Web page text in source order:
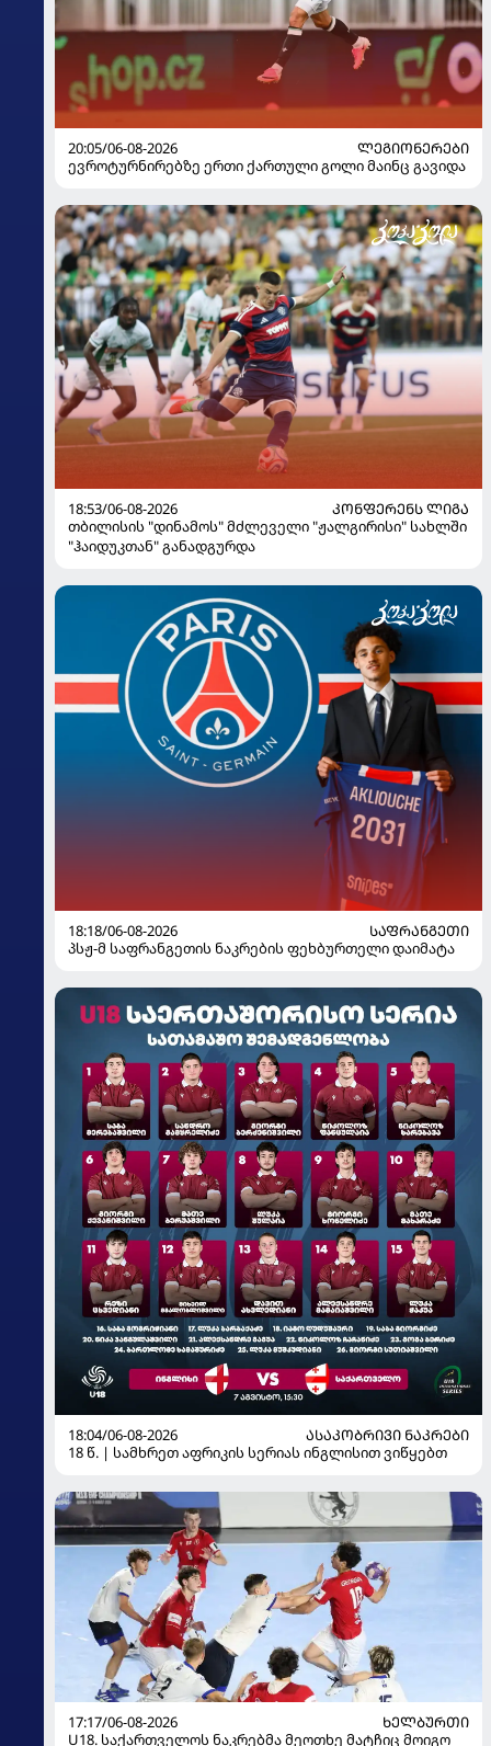
20:05/06-08-2026
ᲚᲔᲒᲘᲝᲜᲔᲠᲔᲑᲘ
ევროტურნირებზე ერთი ქართული გოლი მაინც გავიდა
18:53/06-08-2026
ᲙᲝᲜᲤᲔᲠᲔᲜᲡ ᲚᲘᲒᲐ
თბილისის "დინამოს" მძლეველი "ჟალგირისი" სახლში
"ჰაიდუკთან" განადგურდა
18:18/06-08-2026
ᲡᲐᲤᲠᲐᲜᲒᲔᲗᲘ
პსჟ-მ საფრანგეთის ნაკრების ფეხბურთელი დაიმატა
18:04/06-08-2026
ᲐᲡᲐᲙᲝᲑᲠᲘᲕᲘ ᲜᲐᲙᲠᲔᲑᲘ
18 წ. | სამხრეთ აფრიკის სერიას ინგლისით ვიწყებთ
17:17/06-08-2026
ᲮᲔᲚᲑᲣᲠᲗᲘ
U18. საქართველოს ნაკრებმა მეოთხე მატჩიც მოიგო